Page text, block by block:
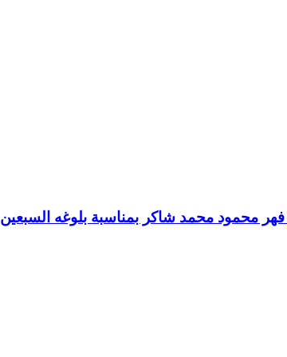
فهر محمود محمد شاكر بمناسبة بلوغه السبعين